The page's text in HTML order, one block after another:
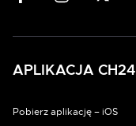
APLIKACJA CH24
Pobierz aplikację – iOS